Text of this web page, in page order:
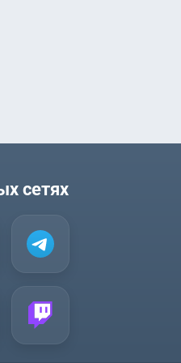
сетях